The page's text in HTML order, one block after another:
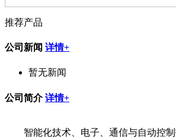
推荐产品
公司新闻 详情+
暂无新闻
公司简介详情+
智能化技术、电子、通信与自动控